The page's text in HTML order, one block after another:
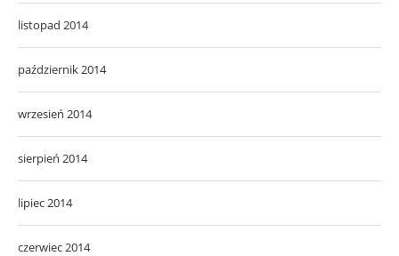
listopad 2014
październik 2014
wrzesień 2014
sierpień 2014
lipiec 2014
czerwiec 2014